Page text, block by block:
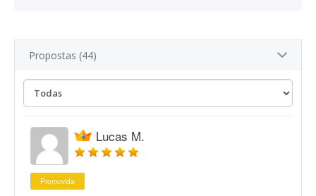
Propostas (44)
Lucas M.
Promovida